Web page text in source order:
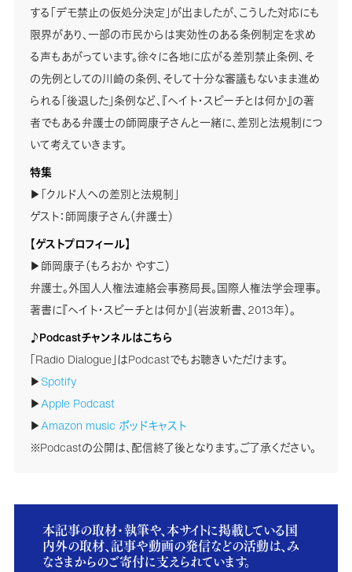
する「デモ禁止の仮処分決定」が出ましたが、こうした対応にも
限界があり、一部の市民からは実効性のある条例制定を求め
る声もあがっています。徐々に各地に広がる差別禁止条例、そ
の先例としての川崎の条例、そして十分な審議もないまま進め
られる「後退した」条例など、『ヘイト・スピーチとは何か』の著
者でもある弁護士の師岡康子さんと一緒に、差別と法規制につ
いて考えていきます。
特集
▶「クルド人への差別と法規制」
ゲスト：師岡康子さん（弁護士）
【ゲストプロフィール】
▶師岡康子（もろおか やすこ）
弁護士。外国人人権法連絡会事務局長。国際人権法学会理事。
著書に『ヘイト・スピーチとは何か』（岩波新書、2013年）。
♪Podcastチャンネルはこちら
「Radio Dialogue」はPodcastでもお聴きいただけます。
▶Spotify
▶Apple Podcast
▶Amazon music ポッドキャスト
※Podcastの公開は、配信終了後となります。ご了承ください。
本記事の取材・執筆や、本サイトに掲載している国
内外の取材、記事や動画の発信などの活動は、み
なさまからのご寄付に支えられています。